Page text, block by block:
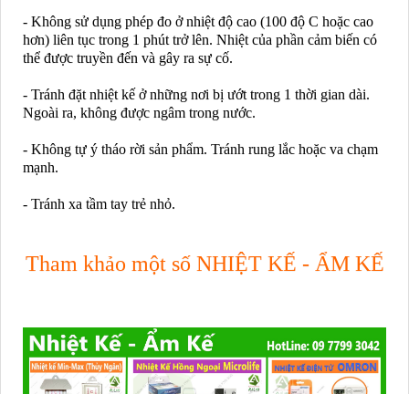
- Không sử dụng phép đo ở nhiệt độ cao (100 độ C hoặc cao
hơn) liên tục trong 1 phút trở lên. Nhiệt của phần cảm biến có
thể được truyền đến và gây ra sự cố.
- Tránh đặt nhiệt kế ở những nơi bị ướt trong 1 thời gian dài.
Ngoài ra, không được ngâm trong nước.
- Không tự ý tháo rời sản phẩm. Tránh rung lắc hoặc va chạm
mạnh.
- Tránh xa tầm tay trẻ nhỏ.
Tham khảo một số NHIỆT KẾ - ẨM KẾ